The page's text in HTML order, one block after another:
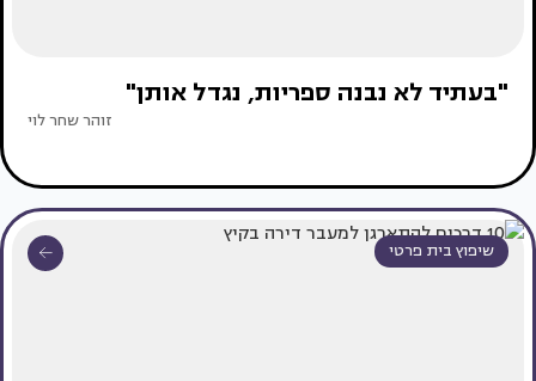
"בעתיד לא נבנה ספריות, נגדל אותן"
זוהר שחר לוי
שיפוץ בית פרטי